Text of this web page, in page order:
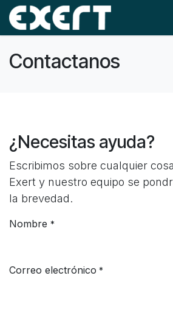
Ir al contenido
Contactanos
¿Necesitas ayuda?
Escribimos sobre cualquier
Exert y nuestro equipo se
la brevedad.
Nombre *
Correo electrónico *